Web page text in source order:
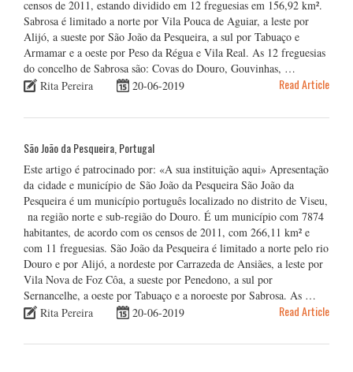
censos de 2011, estando dividido em 12 freguesias em 156,92 km².
Sabrosa é limitado a norte por Vila Pouca de Aguiar, a leste por
Alijó, a sueste por São João da Pesqueira, a sul por Tabuaço e
Armamar e a oeste por Peso da Régua e Vila Real. As 12 freguesias
do concelho de Sabrosa são: Covas do Douro, Gouvinhas, …
Rita Pereira
20-06-2019 Read Article
São João da Pesqueira, Portugal
Este artigo é patrocinado por: «A sua instituição aqui» Apresentação
da cidade e município de São João da Pesqueira São João da
Pesqueira é um município português localizado no distrito de Viseu,
na região norte e sub-região do Douro. É um município com 7874
habitantes, de acordo com os censos de 2011, com 266,11 km² e
com 11 freguesias. São João da Pesqueira é limitado a norte pelo rio
Douro e por Alijó, a nordeste por Carrazeda de Ansiães, a leste por
Vila Nova de Foz Côa, a sueste por Penedono, a sul por
Sernancelhe, a oeste por Tabuaço e a noroeste por Sabrosa. As …
Rita Pereira
20-06-2019 Read Article